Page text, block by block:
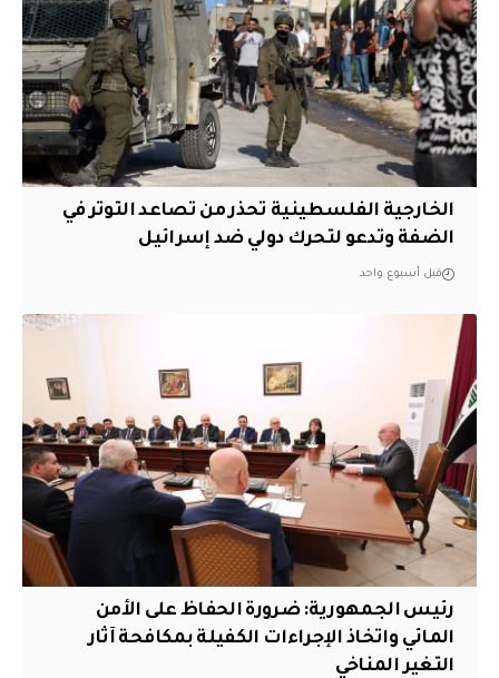
الخارجية الفلسطينية تحذر من تصاعد التوتر في
الضفة وتدعو لتحرك دولي ضد إسرائيل
قبل أسبوع واحد
رئيس الجمهورية: ضرورة الحفاظ على الأمن
المائي واتخاذ الإجراءات الكفيلة بمكافحة آثار
التغير المناخي